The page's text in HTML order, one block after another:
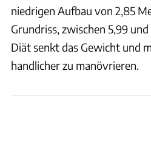
niedrigen Aufbau von 2,85
Grundriss, zwischen 5,99
Diät senkt das Gewicht und
handlicher zu manövrieren.